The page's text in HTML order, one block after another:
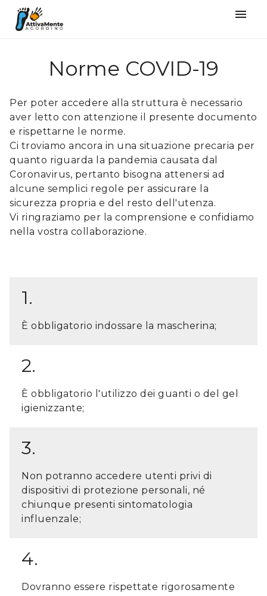
󰍜
Norme COVID-19
Per poter accedere alla struttura è necessario
aver letto con attenzione il presente documento
e rispettarne le norme.
Ci troviamo ancora in una situazione precaria per
quanto riguarda la pandemia causata dal
Coronavirus, pertanto bisogna attenersi ad
alcune semplici regole per assicurare la
sicurezza propria e del resto dell'utenza.
Vi ringraziamo per la comprensione e confidiamo
nella vostra collaborazione.
1.
È obbligatorio indossare la mascherina;
2.
È obbligatorio l'utilizzo dei guanti o del gel
igienizzante;
3.
Non potranno accedere utenti privi di
dispositivi di protezione personali, né
chiunque presenti sintomatologia
influenzale;
4.
Dovranno essere rispettate rigorosamente